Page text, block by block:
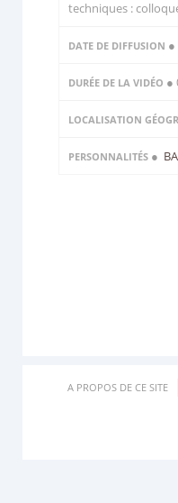
techniques :
DATE DE DIFFUSION
DURÉE DE LA VIDÉO ●
LOCALISATION
PERSONNALITÉS ●
A PROPOS DE CE SITE